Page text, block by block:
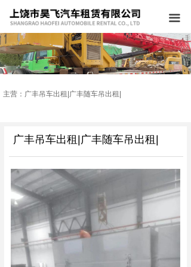
끀
网站首页
公司简介
主营业务
工程案例
施工设备
新闻中心
联系我们
主营：广丰吊车出租|广丰随车吊出租|
广丰吊车出租|广丰随车吊出租|